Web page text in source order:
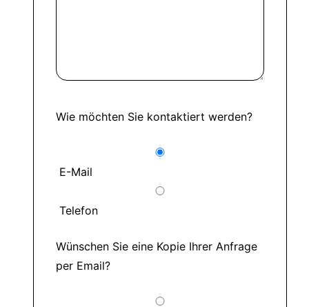
Wie möchten Sie kontaktiert werden?
E-Mail
Telefon
Wünschen Sie eine Kopie Ihrer Anfrage
per Email?